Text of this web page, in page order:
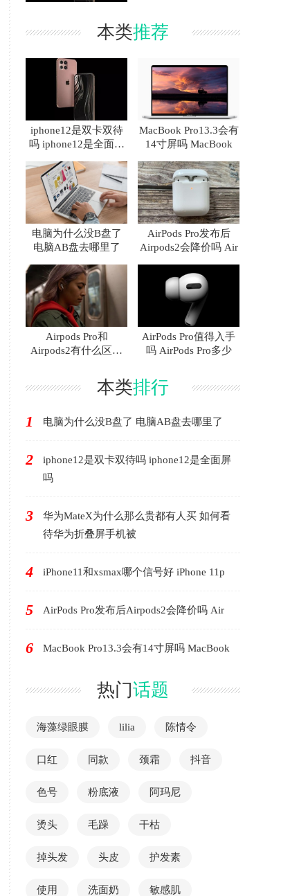
本类推荐
iphone12是双卡双待
吗 iphone12是全面屏
MacBook Pro13.3会有
14寸屏吗 MacBook
电脑为什么没B盘了
电脑AB盘去哪里了
AirPods Pro发布后
Airpods2会降价吗 Air
Airpods Pro和
Airpods2有什么区别
AirPods Pro值得入手
吗 AirPods Pro多少
本类排行
1 电脑为什么没B盘了 电脑AB盘去哪里了
2
iphone12是双卡双待吗 iphone12是全面屏
吗
3
华为MateX为什么那么贵都有人买 如何看
待华为折叠屏手机被
4 iPhone11和xsmax哪个信号好 iPhone 11p
5 AirPods Pro发布后Airpods2会降价吗 Air
6 MacBook Pro13.3会有14寸屏吗 MacBook
热门话题
海藻绿眼膜 lilia 陈情令
口红 同款 颈霜 抖音
色号 粉底液 阿玛尼
烫头 毛躁 干枯
掉头发 头皮 护发素
使用 洗面奶 敏感肌